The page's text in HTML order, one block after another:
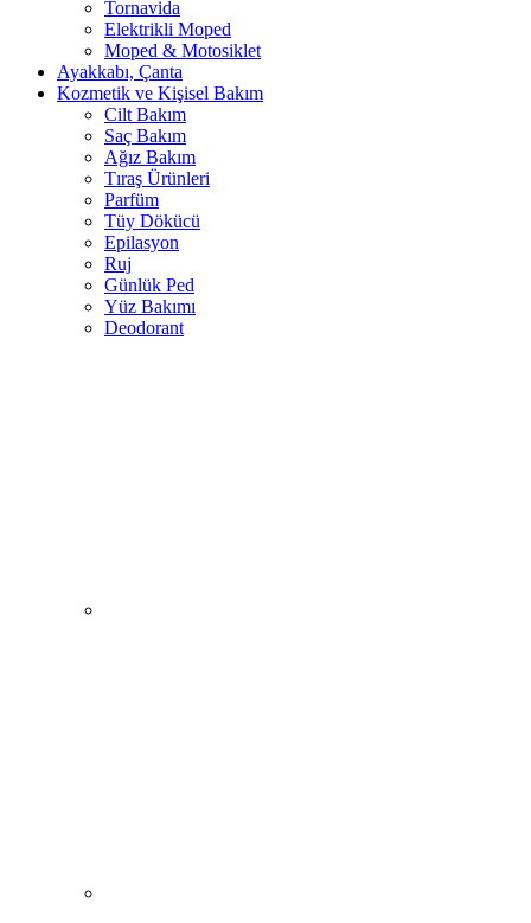
Tornavida
Elektrikli Moped
Moped & Motosiklet
Ayakkabı, Çanta
Kozmetik ve Kişisel Bakım
Cilt Bakım
Saç Bakım
Ağız Bakım
Tıraş Ürünleri
Parfüm
Tüy Dökücü
Epilasyon
Ruj
Günlük Ped
Yüz Bakımı
Deodorant